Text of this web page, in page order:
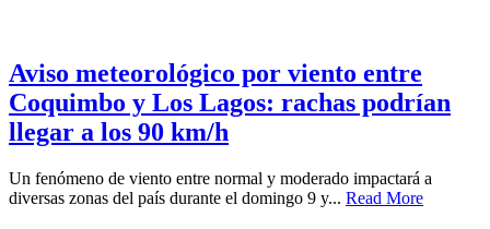
Aviso meteorológico por viento entre
Coquimbo y Los Lagos: rachas podrían
llegar a los 90 km/h
Un fenómeno de viento entre normal y moderado impactará a
diversas zonas del país durante el domingo 9 y... Read More